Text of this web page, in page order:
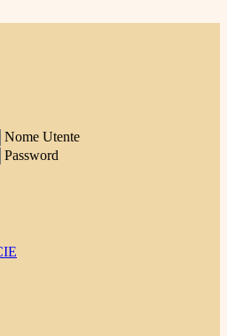
Nome Utente
Password